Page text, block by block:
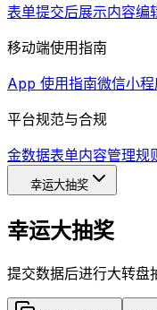
表单提交后展示内容编
移动端使用指南
App 使用指南微信小
平台规范与合规
金数据表单内容管理规
幸运大抽奖
幸运大抽奖
提交数据后进行大转盘